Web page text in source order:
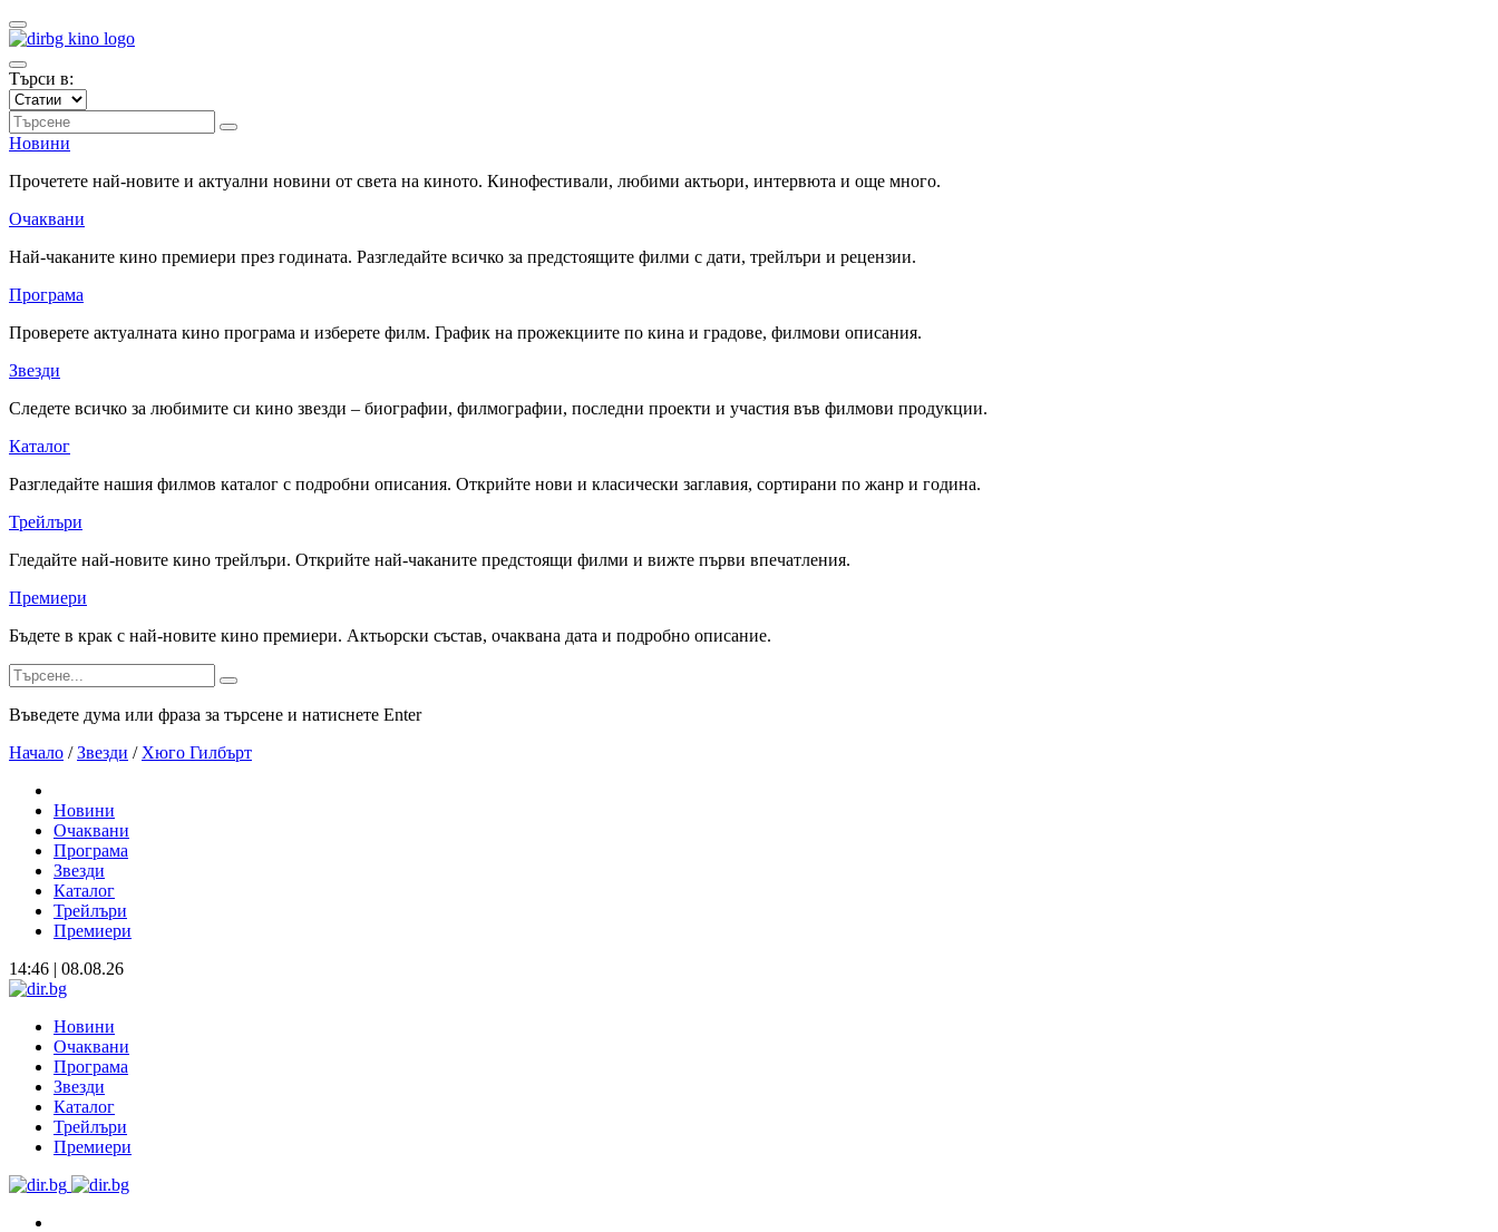
Търси в:
Новини
Прочетете най-новите и актуални новини от света на киното. Кинофестивали, любими актьори, интервюта и още много.
Очаквани
Най-чаканите кино премиери през годината. Разгледайте всичко за предстоящите филми с дати, трейлъри и рецензии.
Програма
Проверете актуалната кино програма и изберете филм. График на прожекциите по кина и градове, филмови описания.
Звезди
Следете всичко за любимите си кино звезди – биографии, филмографии, последни проекти и участия във филмови продукции.
Каталог
Разгледайте нашия филмов каталог с подробни описания. Открийте нови и класически заглавия, сортирани по жанр и година.
Трейлъри
Гледайте най-новите кино трейлъри. Открийте най-чаканите предстоящи филми и вижте първи впечатления.
Премиери
Бъдете в крак с най-новите кино премиери. Актьорски състав, очаквана дата и подробно описание.
Въведете дума или фраза за търсене и натиснете Enter
Начало / Звезди / Хюго Гилбърт
Новини
Очаквани
Програма
Звезди
Каталог
Трейлъри
Премиери
14:46 | 08.08.26
Новини
Очаквани
Програма
Звезди
Каталог
Трейлъри
Премиери